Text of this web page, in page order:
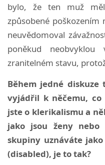
bylo, že ten muž
způsobené poškozením
neuvědomoval
poněkud
zranitelném stavu,
Během jedné
vyjádřil k něčemu, co
jste o klerikalismu a
jako jsou ženy
skupiny uznáváte
(disabled), je to tak?